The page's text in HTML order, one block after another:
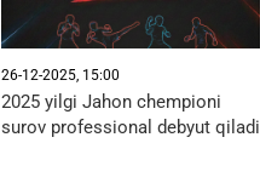
26-12-2025, 15:00
2025 yilgi Jahon chempioni
surov professional debyut qiladi